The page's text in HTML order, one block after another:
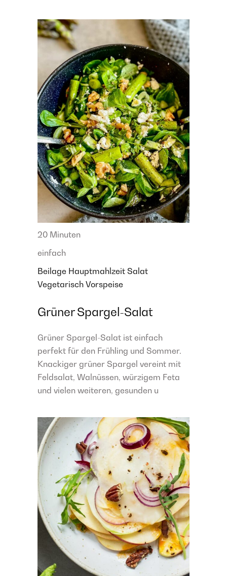
20 Minuten
einfach
Beilage Hauptmahlzeit Salat
Vegetarisch Vorspeise
Grüner Spargel-Salat
Grüner Spargel-Salat ist einfach
perfekt für den Frühling und Sommer.
Knackiger grüner Spargel vereint mit
Feldsalat, Walnüssen, würzigem Feta
und vielen weiteren, gesunden u